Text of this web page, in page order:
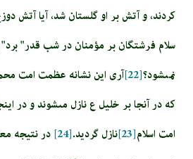
كردند، و آتش بر او گلستان شد، آيا آتش
سلام فرشتگان بر مؤمنان در شب قدر"
نمى‏شود؟[22]
آرى اين نشانه عظمت امت
كه در آنجا بر خليل ع نازل مى‏شوند و در
امت اسلام‏[23] نازل گردید.[24]
در نتیجه